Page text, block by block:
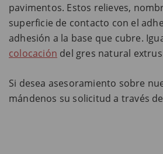
pavimentos. Estos relieves,
superficie de contacto con el
adhesión a la base que cubre.
colocación del gres natural
Si desea asesoramiento sobre
mándenos su solicitud a través